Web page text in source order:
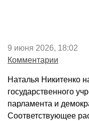
9 июня 2026, 18:02
Комментарии
Наталья Никитенко
государственного
парламента и
Соответствующее